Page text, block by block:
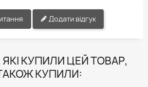
Додати відгук
КУПИЛИ ЦЕЙ ТОВАР,
КУПИЛИ: